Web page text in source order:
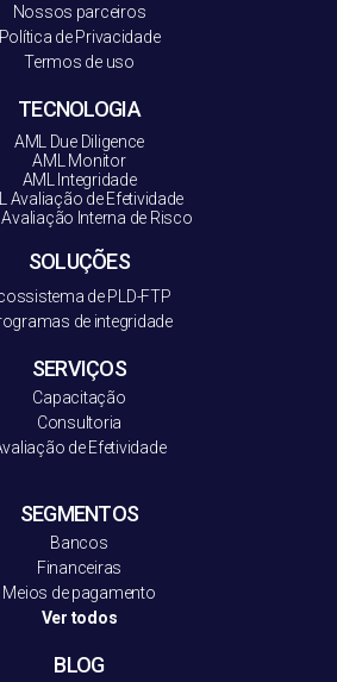
Nossos parceiros
Política de Privacidade
Termos de uso
TECNOLOGIA
AML Due Diligence
AML Monitor
AML Integridade
Avaliação de Efetividade
Avaliação Interna de Risco
SOLUÇÕES
de PLD-FTP
de integridade
SERVIÇOS
Capacitação
Consultoria
de Efetividade
SEGMENTOS
Bancos
Financeiras
Meios de pagamento
Ver todos
BLOG